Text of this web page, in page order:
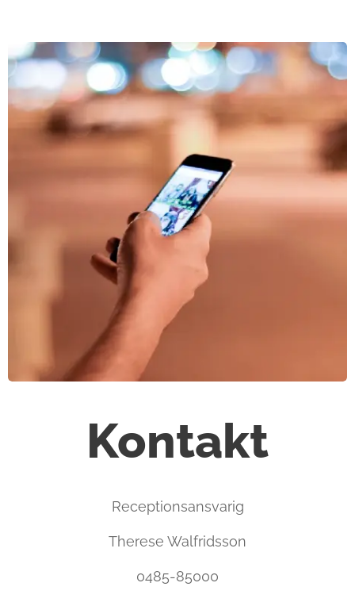
Kontakt
Receptionsansvarig
Therese Walfridsson
0485-85000